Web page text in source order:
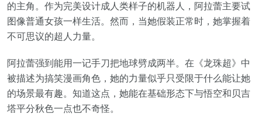
的主角。作为完美设计成人类样子的机器人，阿拉蕾主要试
图像普通女孩一样生活。然而，当她假装正常时，她掌握着
不可思议的超人力量。
阿拉蕾强到能用一记手刀把地球劈成两半。在《龙珠超》中
被描述为搞笑漫画角色，她的力量似乎只受限于什么能让她
的场景最有趣。知道这点，她能在基础形态下与悟空和贝吉
塔平分秋色一点也不奇怪。